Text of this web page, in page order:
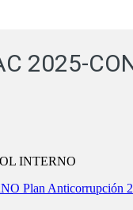
2025-
INTERNO
Plan Anticorrupción